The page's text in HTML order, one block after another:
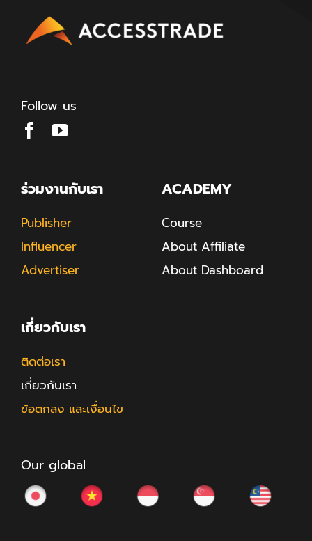
Follow us
ร่วมงานกับเรา
Publisher
Influencer
Advertiser
ACADEMY
Course
About Affiliate
About Dashboard
เกี่ยวกับเรา
ติดต่อเรา
เกี่ยวกับเรา
ข้อตกลง และเงื่อนไข
Our global